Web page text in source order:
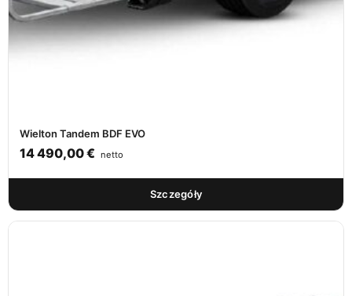
Wielton Tandem BDF EVO
14 490,00€ netto
Szczegóły